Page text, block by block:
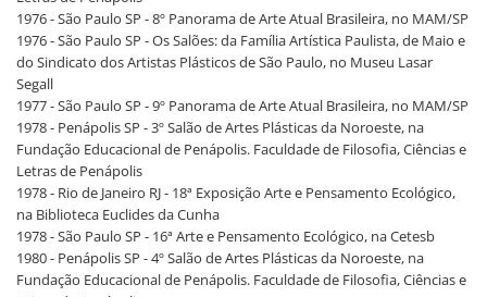
1976 - São Paulo SP - 8º Panorama de Arte Atual Brasileira, no MAM/SP
1976 - São Paulo SP - Os Salões: da Família Artística Paulista, de Maio e
do Sindicato dos Artistas Plásticos de São Paulo, no Museu Lasar
Segall
1977 - São Paulo SP - 9º Panorama de Arte Atual Brasileira, no MAM/SP
1978 - Penápolis SP - 3º Salão de Artes Plásticas da Noroeste, na
Fundação Educacional de Penápolis. Faculdade de Filosofia, Ciências e
Letras de Penápolis
1978 - Rio de Janeiro RJ - 18ª Exposição Arte e Pensamento Ecológico,
na Biblioteca Euclides da Cunha
1978 - São Paulo SP - 16ª Arte e Pensamento Ecológico, na Cetesb
1980 - Penápolis SP - 4º Salão de Artes Plásticas da Noroeste, na
Fundação Educacional de Penápolis. Faculdade de Filosofia, Ciências e